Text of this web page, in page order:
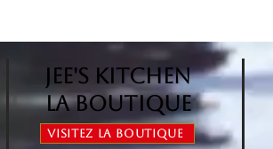
jee's kitchen
la boutique
Visitez la boutique